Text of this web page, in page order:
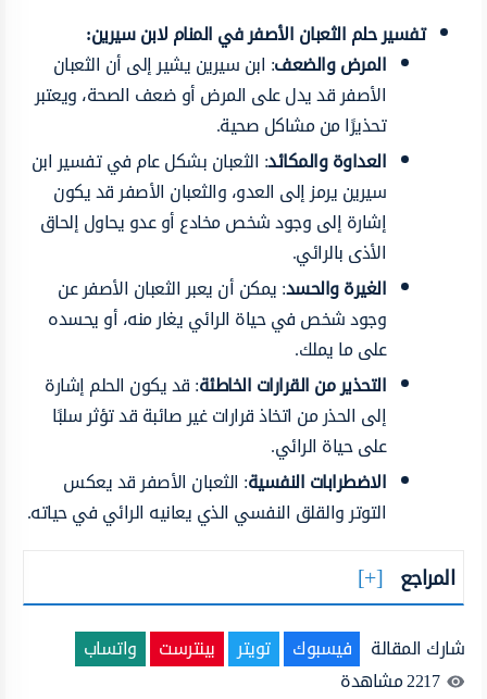
تفسير حلم الثعبان الأصفر في المنام لابن سيرين:
المرض والضعف: ابن سيرين يشير إلى أن الثعبان
الأصفر قد يدل على المرض أو ضعف الصحة، ويعتبر
تحذيرًا من مشاكل صحية.
العداوة والمكائد: الثعبان بشكل عام في تفسير ابن
سيرين يرمز إلى العدو، والثعبان الأصفر قد يكون
إشارة إلى وجود شخص مخادع أو عدو يحاول إلحاق
الأذى بالرائي.
الغيرة والحسد: يمكن أن يعبر الثعبان الأصفر عن
وجود شخص في حياة الرائي يغار منه، أو يحسده
على ما يملك.
التحذير من القرارات الخاطئة: قد يكون الحلم إشارة
إلى الحذر من اتخاذ قرارات غير صائبة قد تؤثر سلبًا
على حياة الرائي.
الاضطرابات النفسية: الثعبان الأصفر قد يعكس
التوتر والقلق النفسي الذي يعانيه الرائي في حياته.
المراجع
شارك المقالة فيسبوك تويتر بينترست
واتساب
2217مشاهدة